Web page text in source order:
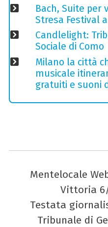
Bach, Suite per
Stresa Festival
Candlelight:
Sociale di Como
Milano la città
musicale
gratuiti e suoni
Mentelocale
Vittoria
Testata
Tribunale di